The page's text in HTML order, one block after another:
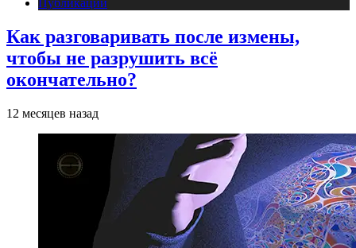
Публикации
Как разговаривать после измены,
чтобы не разрушить всё
окончательно?
12 месяцев назад